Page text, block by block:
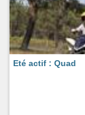
Eté actif : Quad